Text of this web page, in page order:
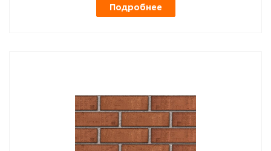
Подробнее